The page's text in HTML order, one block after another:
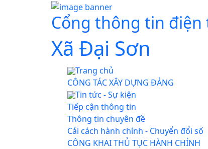
Cổng thông tin điện
Xã Đại Sơn
Trang chủ
CÔNG TÁC XÂY DỰNG ĐẢNG
Tin tức - Sự kiện
Tiếp cận thông tin
Thông tin chuyên đề
Cải cách hành chính - Chuyển đổi số
CÔNG KHAI THỦ TỤC HÀNH CHÍNH